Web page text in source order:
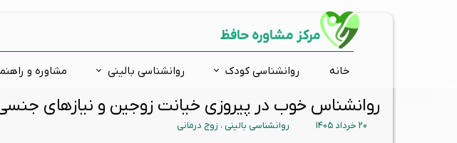
روانشناس خوب در پیروزی خیانت زوجین و نیازهای
۲۰ خرداد ۱۴۰۵ روانشناسی بالینی ، زوج درمانی
خانه روانشناسی کودک
ارزیابی و تشخیص روانی بیش فعالی و نقص توجه
کودکان استثنائی
روانشناسی بالینی
اضطراب و استرس افسردگی
درمان دوقطبی
مشاوره و
مشاوره فردی مشاوره ازدواج
مشاوره تحصیلی
ارتقاء شناختی
ارتقاء توجه و تمرکز
تست های روانشناسی
مرکز مشاوره حافظ